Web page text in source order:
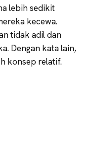
lebih sedikit
kecewa.
tidak adil dan
Dengan kata lain,
konsep relatif.